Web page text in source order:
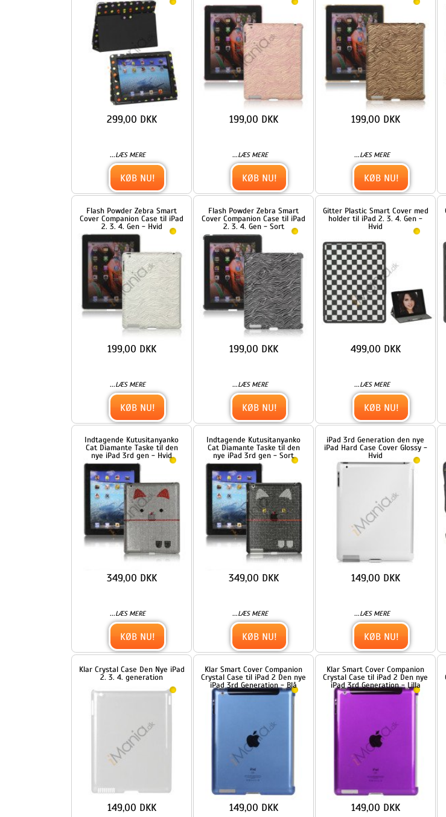
...LÆS MERE ...LÆS MERE
KØB NU!
LÆS MERE
KØB NU!
Flash Powder Zebra Smart
Cover Companion Case til iPad
2. 3. 4. Gen - Hvid
...LÆS MERE
199,00 DKK
KØB NU!
Flash Powder Zebra Smart
Cover Companion Case til iPad
2. 3. 4. Gen - Sort
...LÆS MERE
199,00 DKK
KØB NU!
Gitter Plastic Smart Cover med
holder til iPad 2. 3. 4. Gen -
Hvid
...LÆS MERE
Gitter Plastic
holder til
Indtagende Kutusitanyanko
Cat Diamante Taske til den
nye iPad 3rd gen - Hvid
LÆS MERE
349,00 DKK
KØB NU!
Indtagende Kutusitanyanko
Cat Diamante Taske til den
nye iPad 3rd gen - Sort
LÆS MERE
349,00 DKK
KØB NU!
iPad 3rd Generation den nye
iPad Hard Case Cover Glossy -
Hvid
149,00 DKK
KØB NU!
Jeans Style
iPad 2. /
med
LÆS
Klar Crystal Case Den Nye iPad
2. 3. 4. generation
Smart iPad Cover i hård
gennemsigtig krystalklar plast
til iPad 2, 3
LÆS MERE
KØB NU!
Klar Smart Cover Companion
Crystal Case til iPad 2 Den nye
iPad 3rd Generation - Blå
LÆS MERE
KØB NU!
Klar Smart Cover Companion
Crystal Case til iPad 2 Den nye
iPad 3rd Generation - Lilla
KØB NU!
Klar Smart
Crystal Case
iPad 3rd
Kontrollér Diamante Case til
den nye iPad 3rd gen
Krokodille Kunstlæder Skin
hård plast tilfældet til nye
iPad 2 3 4 Smart Cover
Companion - Hvid
Metalbelagt Hollow Flower
Hard Case Cover til iPad 2 3 4
- Blå
299,00 DKK
Metalbelagt
Hard Case